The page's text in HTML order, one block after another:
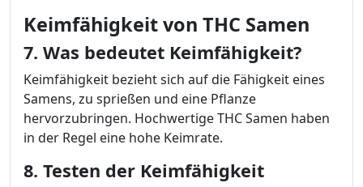
Keimfähigkeit von THC Samen
7. Was bedeutet Keimfähigkeit?
Keimfähigkeit bezieht sich auf die Fähigkeit eines
Samens, zu sprießen und eine Pflanze
hervorzubringen. Hochwertige THC Samen haben
in der Regel eine hohe Keimrate.
8. Testen der Keimfähigkeit